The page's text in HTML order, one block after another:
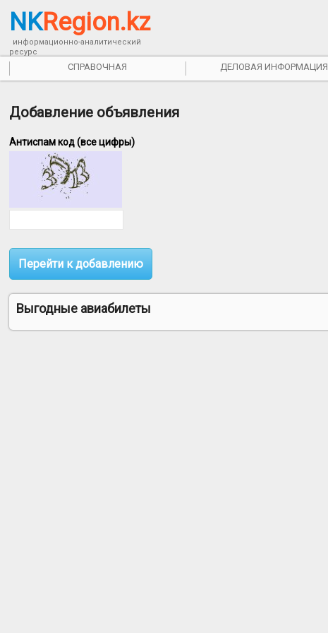
NKRegion.kz
информационно-аналитический
ресурс
СПРАВОЧНАЯ ДЕЛОВАЯ ИНФОРМАЦИЯ
Добавление объявления
Антиспам код (все цифры)
Выгодные авиабилеты